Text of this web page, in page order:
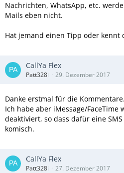
Nachrichten, WhatsApp, etc.
Mails eben nicht.
Hat jemand einen Tipp oder kennt
CallYa Flex
Patt328i 29. Dezember 2017
Danke erstmal für die Kommentare.
Ich habe aber iMessage/FaceTime
deaktiviert, so dass dafür eine
komisch.
CallYa Flex
Patt328i 27. Dezember 2017